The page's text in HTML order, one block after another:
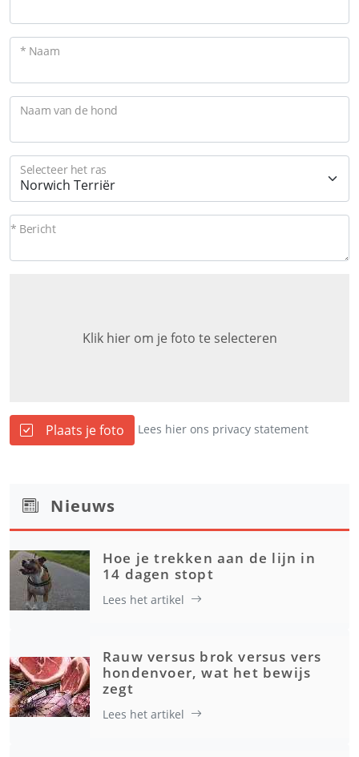
* Naam
Naam van de hond
Selecteer het ras
* Bericht
Klik hier om je foto te selecteren
Plaats je foto Lees hier ons privacy statement
Nieuws
Hoe je trekken aan de lijn in
14 dagen stopt
Lees het artikel
Rauw versus brok versus vers
hondenvoer, wat het bewijs
zegt
Lees het artikel